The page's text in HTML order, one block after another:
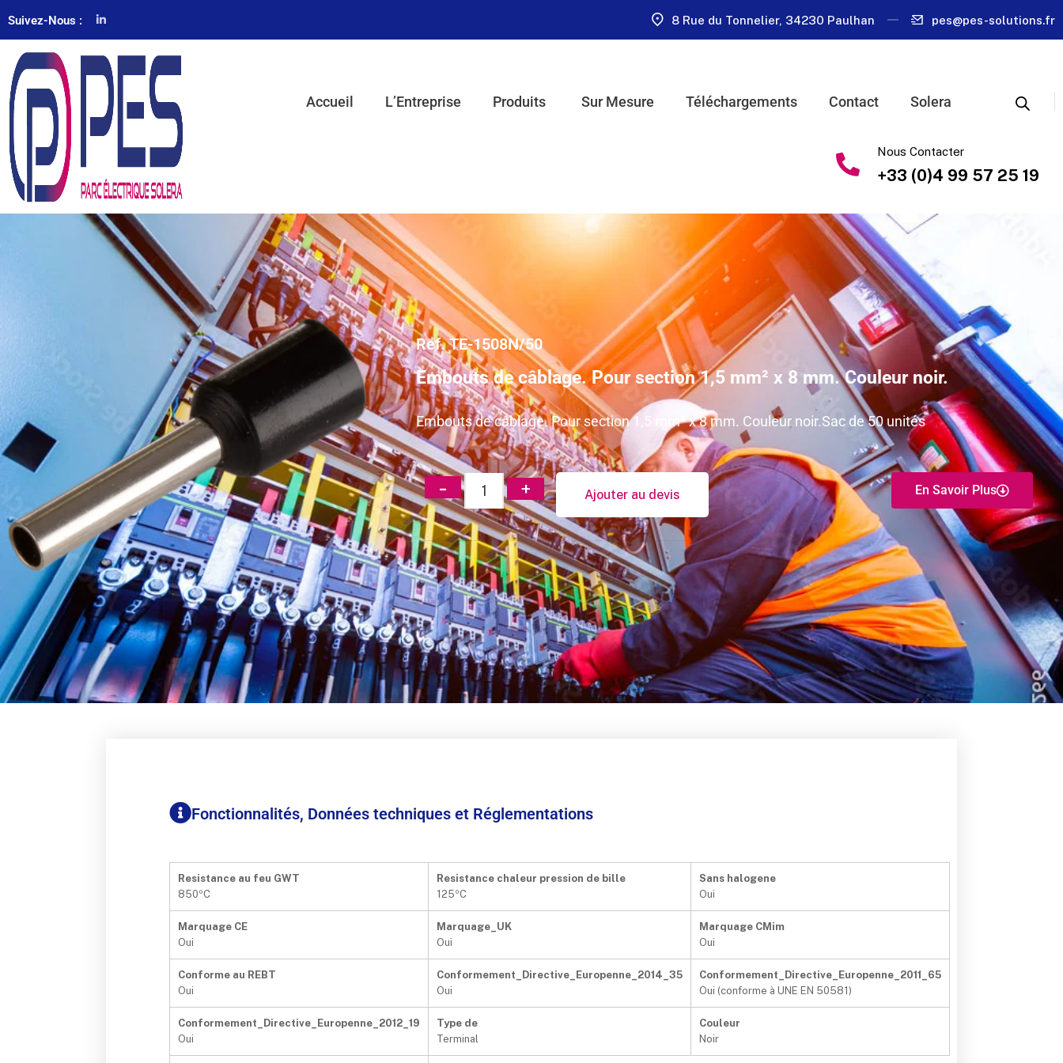
Suivez-Nous : 8 Rue du Tonnelier, 34230 Paulhan pes@pes-solutions.fr
Accueil L’Entreprise Produits Sur Mesure Téléchargements Contact Solera
Nous Contacter
+33 (0)4 99 57 25 19
Ref. TE-1508N/50
Embouts de câblage. Pour section 1,5 mm² x 8 mm. Couleur noir.
Embouts de câblage. Pour section 1,5 mm² x 8 mm. Couleur noir.Sac de 50 unités
Ajouter au devis En Savoir Plus
Fonctionnalités, Données techniques et Réglementations
Resistance au feu GWT
850ºC
Resistance chaleur pression de bille
125ºC
Sans halogene
Oui
Marquage CE
Oui
Marquage_UK
Oui
Marquage CMim
Oui
Conforme au REBT
Oui
Conformement_Directive_Europenne_2014_35
Oui
Conformement_Directive_Europenne_2011_65
Oui (conforme à UNE EN 50581)
Conformement_Directive_Europenne_2012_19
Oui
Type de
Terminal
Couleur
Noir